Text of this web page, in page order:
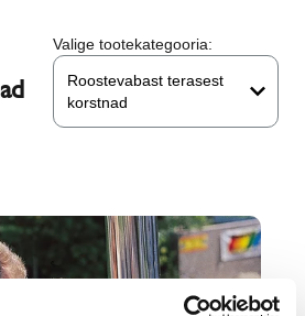
Valige tootekategooria:
Roostevabast terasest
korstnad